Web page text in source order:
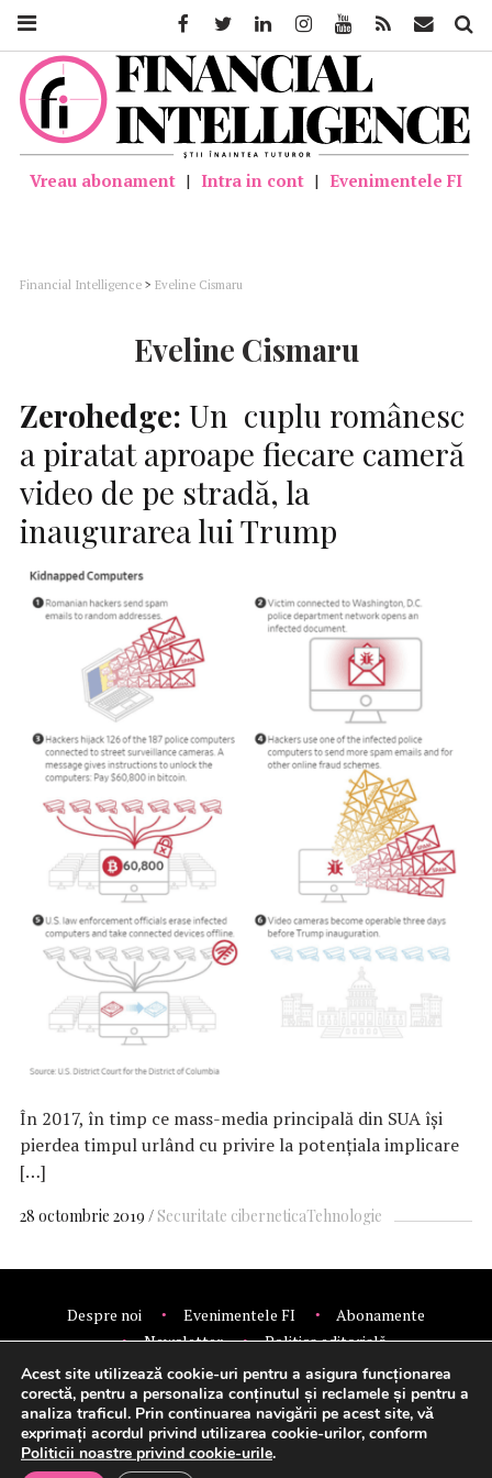
Vreau abonament | Intra in cont | Evenimentele FI
Financial Intelligence > Eveline Cismaru
Eveline Cismaru
Zerohedge: Un cuplu românesc
a piratat aproape fiecare cameră
video de pe stradă, la
inaugurarea lui Trump
În 2017, în timp ce mass-media principală din SUA își
pierdea timpul urlând cu privire la potențiala implicare
[…]
28 octombrie 2019 Securitate ciberneticaTehnologie
Despre noi Evenimentele FI
Abonamente
Newsletter
Politica editorială
Politica de confidentialitate
Contact
Publicitate
© 2026 Financial Intelligence.
FacebookTwitter LinkedinInstagramYoutube Feed Mail
Acest site utilizează cookie-uri pentru a asigura funcționarea
corectă, pentru a personaliza conținutul și reclamele și pentru a
analiza traficul. Prin continuarea navigării pe acest site, vă
exprimați acordul privind utilizarea cookie-urilor, conform
Politicii noastre privind cookie-urile.